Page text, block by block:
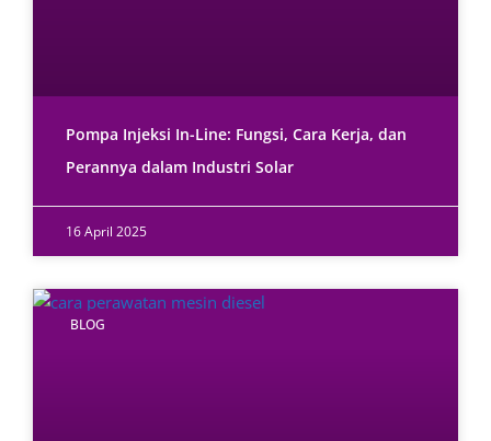
Pompa Injeksi In-Line: Fungsi, Cara Kerja, dan
Perannya dalam Industri Solar
16 April 2025
BLOG